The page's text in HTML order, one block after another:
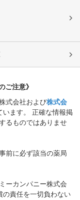
ご注意》
式会社および株式会
ます。 正確な情報掲
るものではありませ
前に必ず該当の薬局
ーカンパニー株式会
の責任を一切負わない